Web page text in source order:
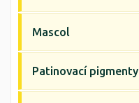
Mascol
Patinovací pigmenty